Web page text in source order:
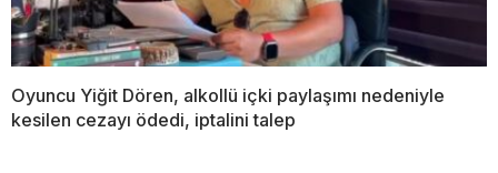
Oyuncu Yiğit Dören, alkollü içki paylaşımı nedeniyle
kesilen cezayı ödedi, iptalini talep